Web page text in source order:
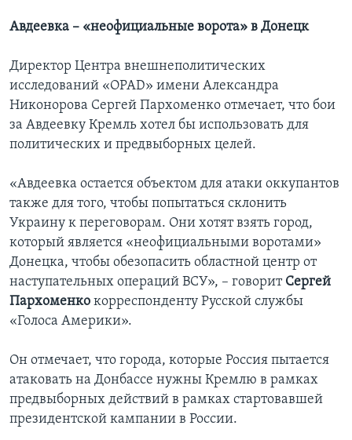
Авдеевка – «неофициальные ворота» в Донецк
Директор Центра внешнеполитических
исследований «OPAD» имени Александра
Никонорова Сергей Пархоменко отмечает, что бои
за Авдеевку Кремль хотел бы использовать для
политических и предвыборных целей.
«Авдеевка остается объектом для атаки оккупантов
также для того, чтобы попытаться склонить
Украину к переговорам. Они хотят взять город,
который является «неофициальными воротами»
Донецка, чтобы обезопасить областной центр от
наступательных операций ВСУ», – говорит Сергей
Пархоменко корреспонденту Русской службы
«Голоса Америки».
Он отмечает, что города, которые Россия пытается
атаковать на Донбассе нужны Кремлю в рамках
предвыборных действий в рамках стартовавшей
президентской кампании в России.